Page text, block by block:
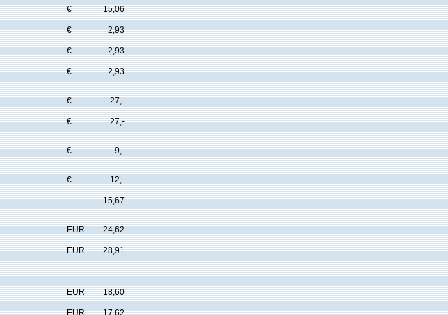
€ 15,06
€ 2,93
€ 2,93
€ 2,93
€ 27,-
€ 27,-
€ 9,-
€ 12,-
15,67
EUR 24,62
EUR 28,91
EUR 18,60
EUR 17,62